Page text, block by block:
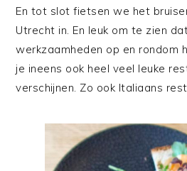
En tot slot fietsen we het
Utrecht in. En leuk om te zien
werkzaamheden op en rondom
je ineens ook heel veel leuke
verschijnen. Zo ook Italiaans